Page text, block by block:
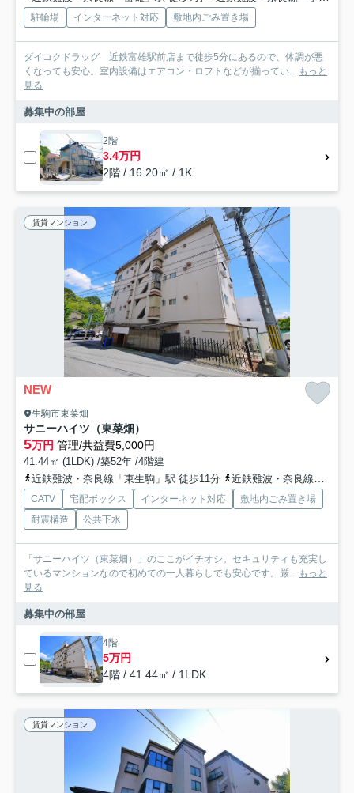
駐輪場 インターネット対応 敷地内ごみ置き場
ダイコクドラッグ 近鉄富雄駅前店まで徒歩5分にあるので、体調が悪
くなっても安心。室内設備はエアコン・ロフトなどが揃ってい... もっと
見る
募集中の部屋
2階
3.4万円
2階 / 16.20㎡ / 1K
賃貸マンション
NEW
生駒市東菜畑
サニーハイツ（東菜畑）
5万円 管理/共益費5,000円
41.44㎡ (1LDK) /築52年 /4階建
近鉄難波・奈良線「東生駒」駅 徒歩11分
近鉄難波・奈良線「生駒」駅 徒歩26分
CATV 宅配ボックス インターネット対応
敷地内ごみ置き場
耐震構造
公共下水
「サニーハイツ（東菜畑）」のここがイチオシ。セキュリティも充実し
ているマンションなので初めての一人暮らしでも安心です。厳... もっと
見る
募集中の部屋
4階
5万円
4階 / 41.44㎡ / 1LDK
賃貸マンション